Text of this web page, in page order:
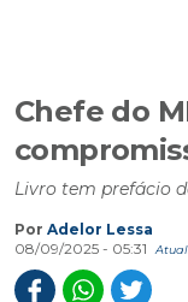
Chefe do
Livro tem prefácio
Por Adelor Lessa
08/09/2025 - 05:31